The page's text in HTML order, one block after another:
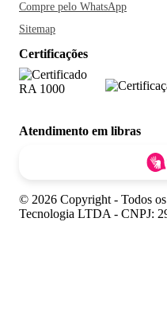
Compre pelo WhatsApp
Sitemap
Certificações
Atendimento em libras
© 2026 Copyright - Todos
Tecnologia LTDA - CNPJ: